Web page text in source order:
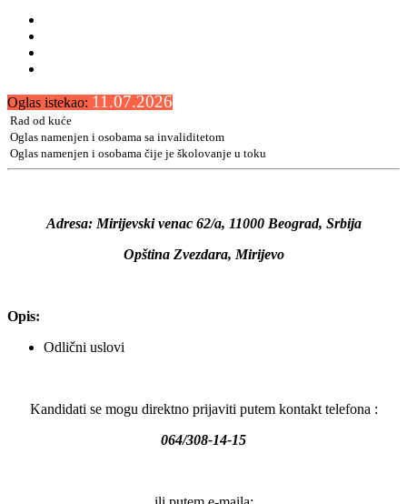
Oglas istekao: 11.07.2026
Rad od kuće
Oglas namenjen i osobama sa invaliditetom
Oglas namenjen i osobama čije je školovanje u toku
Adresa: Mirijevski venac 62/a, 11000 Beograd, Srbija
Opština Zvezdara, Mirijevo
Opis:
Odlični uslovi
Kandidati se mogu direktno prijaviti putem kontakt telefona :
064/308-14-15